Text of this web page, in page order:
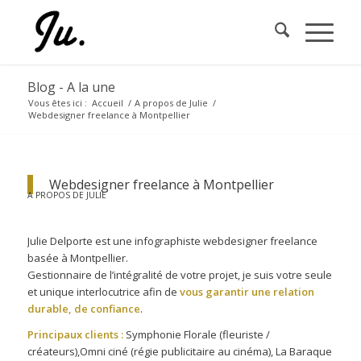
Blog - A la une
Vous êtes ici : Accueil / A propos de Julie /
Webdesigner freelance à Montpellier
Webdesigner freelance à Montpellier
A PROPOS DE JULIE
Julie Delporte est une infographiste webdesigner freelance
basée à Montpellier.
Gestionnaire de l’intégralité de votre projet, je suis votre seule
et unique interlocutrice afin de vous garantir une relation
durable, de confiance.
Principaux clients :Symphonie Florale (fleuriste /
créateurs),Omni ciné (régie publicitaire au cinéma), La Baraque